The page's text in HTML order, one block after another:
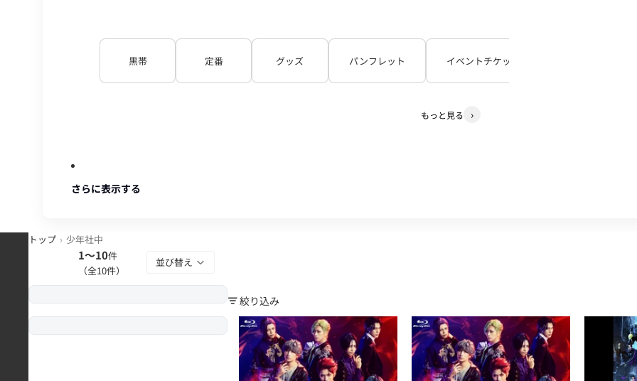
黒帯 定番 グッズ パンフレット イベントチケット
もっと見る
さらに表示する
トップ 少年社中
1〜10件
（全10件）
並び替え
絞り込み
【限定予約版】ライドカメンズ The STAGEライドカメンズ The STAGE 少年社中